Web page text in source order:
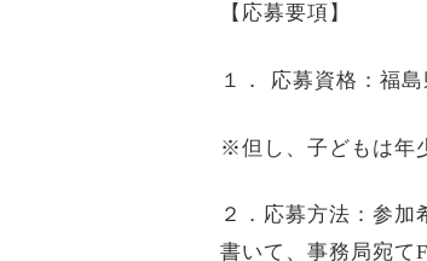
【応募要項】
１． 応募資格：福
※但し、子どもは年
２．応募方法：参加
書いて、事務局宛て